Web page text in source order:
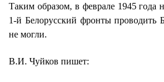
Таким образом, в феврале 1945 года
1-й Белорусский фронты проводить
не могли.
В.И. Чуйков пишет: